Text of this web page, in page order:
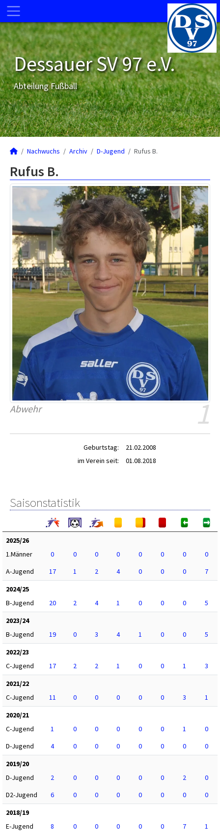
Dessauer SV 97 e.V.
Abteilung Fußball
Nachwuchs Archiv D-Jugend Rufus B.
Rufus B.
1
Abwehr
Geburtstag:
21.02.2008
im Verein seit:
01.08.2018
Saisonstatistik
2025/26
1.Männer
0 0 0 0 0 0 0
0
A-Jugend
17 1 2 4 0 0 0
7
2024/25
B-Jugend
20 2 4 1 0 0 0
5
2023/24
B-Jugend
19 0 3 4 1 0 0
5
2022/23
C-Jugend
17 2 2 1 0 0 1
3
2021/22
C-Jugend
11 0 0 0 0 0 3
1
2020/21
C-Jugend
1 0 0 0 0 0 1
0
D-Jugend
4 0 0 0 0 0 0
0
2019/20
D-Jugend
2 0 0 0 0 0 2
0
D2-Jugend
6 0 0 0 0 0 0
0
2018/19
E-Jugend
8 0 0 0 0 0 7 1